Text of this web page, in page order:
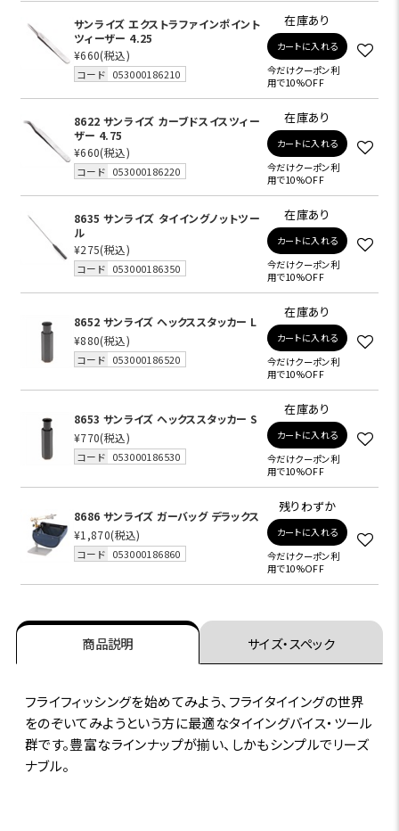
サンライズ エクストラファインポイント
ツィーザー 4.25
¥660(税込)
コード 053000186210
在庫あり
カートに入れる
今だけクーポン利
用で10%OFF
8622 サンライズ カーブドスイスツィー
ザー 4.75
¥660(税込)
コード 053000186220
在庫あり
カートに入れる
今だけクーポン利
用で10%OFF
8635 サンライズ タイイングノットツー
ル
¥275(税込)
コード 053000186350
在庫あり
カートに入れる
今だけクーポン利
用で10%OFF
8652 サンライズ ヘックススタッカー L
¥880(税込)
コード 053000186520
在庫あり
カートに入れる
今だけクーポン利
用で10%OFF
8653 サンライズ ヘックススタッカー S
¥770(税込)
コード 053000186530
在庫あり
カートに入れる
今だけクーポン利
用で10%OFF
8686 サンライズ ガーバッグ デラックス
¥1,870(税込)
コード 053000186860
残りわずか
カートに入れる
今だけクーポン利
用で10%OFF
商品説明 サイズ・スペック
フライフィッシングを始めてみよう、フライタイイングの世界
をのぞいてみようという方に最適なタイイングバイス・ツール
群です。豊富なラインナップが揃い、しかもシンプルでリーズ
ナブル。